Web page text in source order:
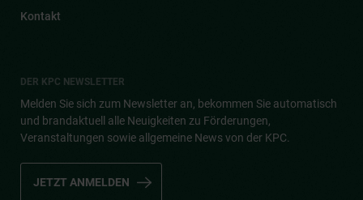
Kontakt
DER KPC NEWSLETTER
Melden Sie sich zum Newsletter an, bekommen Sie automatisch
und brandaktuell alle Neuigkeiten zu Förderungen,
Veranstaltungen sowie allgemeine News von der KPC.
JETZT ANMELDEN